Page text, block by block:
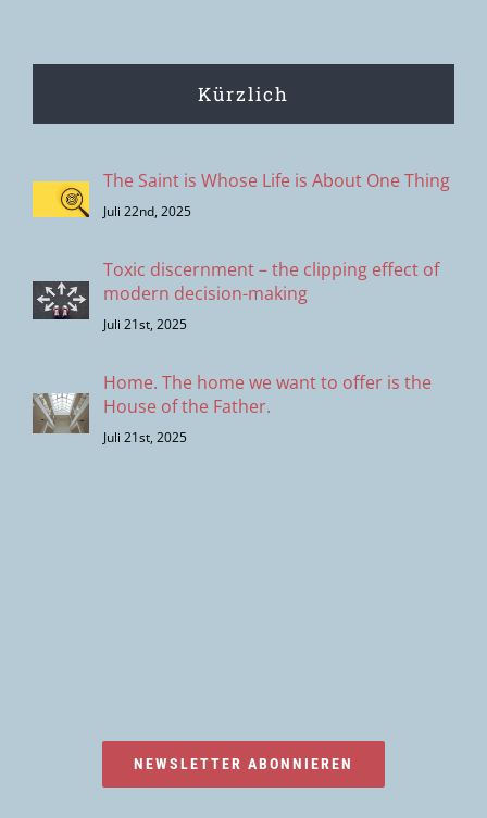
Kürzlich
The Saint is Whose Life is About One Thing
Juli 22nd, 2025
Toxic discernment – the clipping effect of
modern decision-making
Juli 21st, 2025
Home. The home we want to offer is the
House of the Father.
Juli 21st, 2025
NEWSLETTER ABONNIEREN